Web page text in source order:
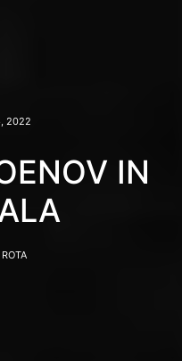
2022
IN